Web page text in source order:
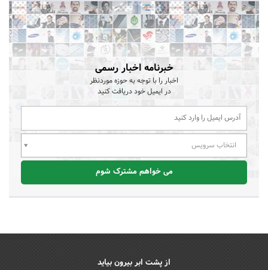
خبرنامه اخبار رسمی
اخبار را با توجه به حوزه موردنظر
در ایمیل خود دریافت کنید
انتخاب سرویس
می خواهم مشترک شوم
از پشت ابر بیرون بیاید